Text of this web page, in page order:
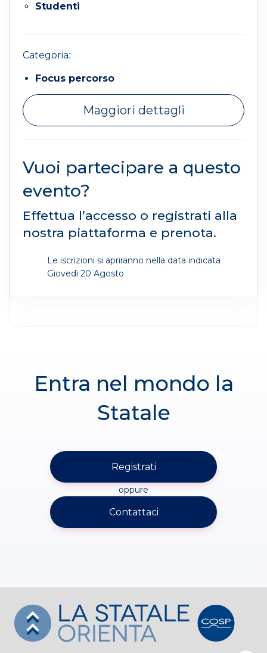
Studenti
Categoria:
Focus percorso
Maggiori dettagli
Vuoi partecipare a questo
evento?
Effettua l’accesso o registrati alla
nostra piattaforma e prenota.
Le iscrizioni si apriranno nella data indicata
Giovedì 20 Agosto
Entra nel mondo la
Statale
Registrati
oppure
Contattaci